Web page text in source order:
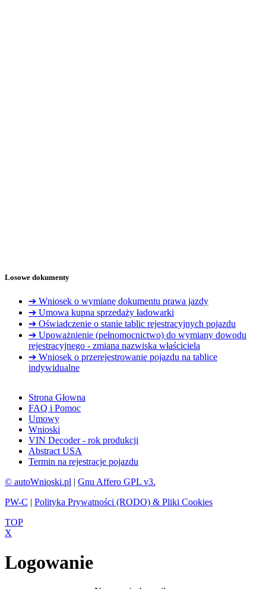
Losowe dokumenty
➔ Wniosek o wymianę dokumentu prawa jazdy
➔ Umowa kupna sprzedaży ładowarki
➔ Oświadczenie o stanie tablic rejestracyjnych pojazdu
➔ Upoważnienie (pełnomocnictwo) do wymiany dowodu
rejestracyjnego - zmiana nazwiska właściciela
➔ Wniosek o przerejestrowanie pojazdu na tablice
indywidualne
Strona Głowna
FAQ i Pomoc
Umowy
Wnioski
VIN Decoder - rok produkcji
Abstract USA
Termin na rejestracje pojazdu
© autoWnioski.pl | Gnu Affero GPL v3.
PW-C | Polityka Prywatności (RODO) & Pliki Cookies
TOP
X
Logowanie